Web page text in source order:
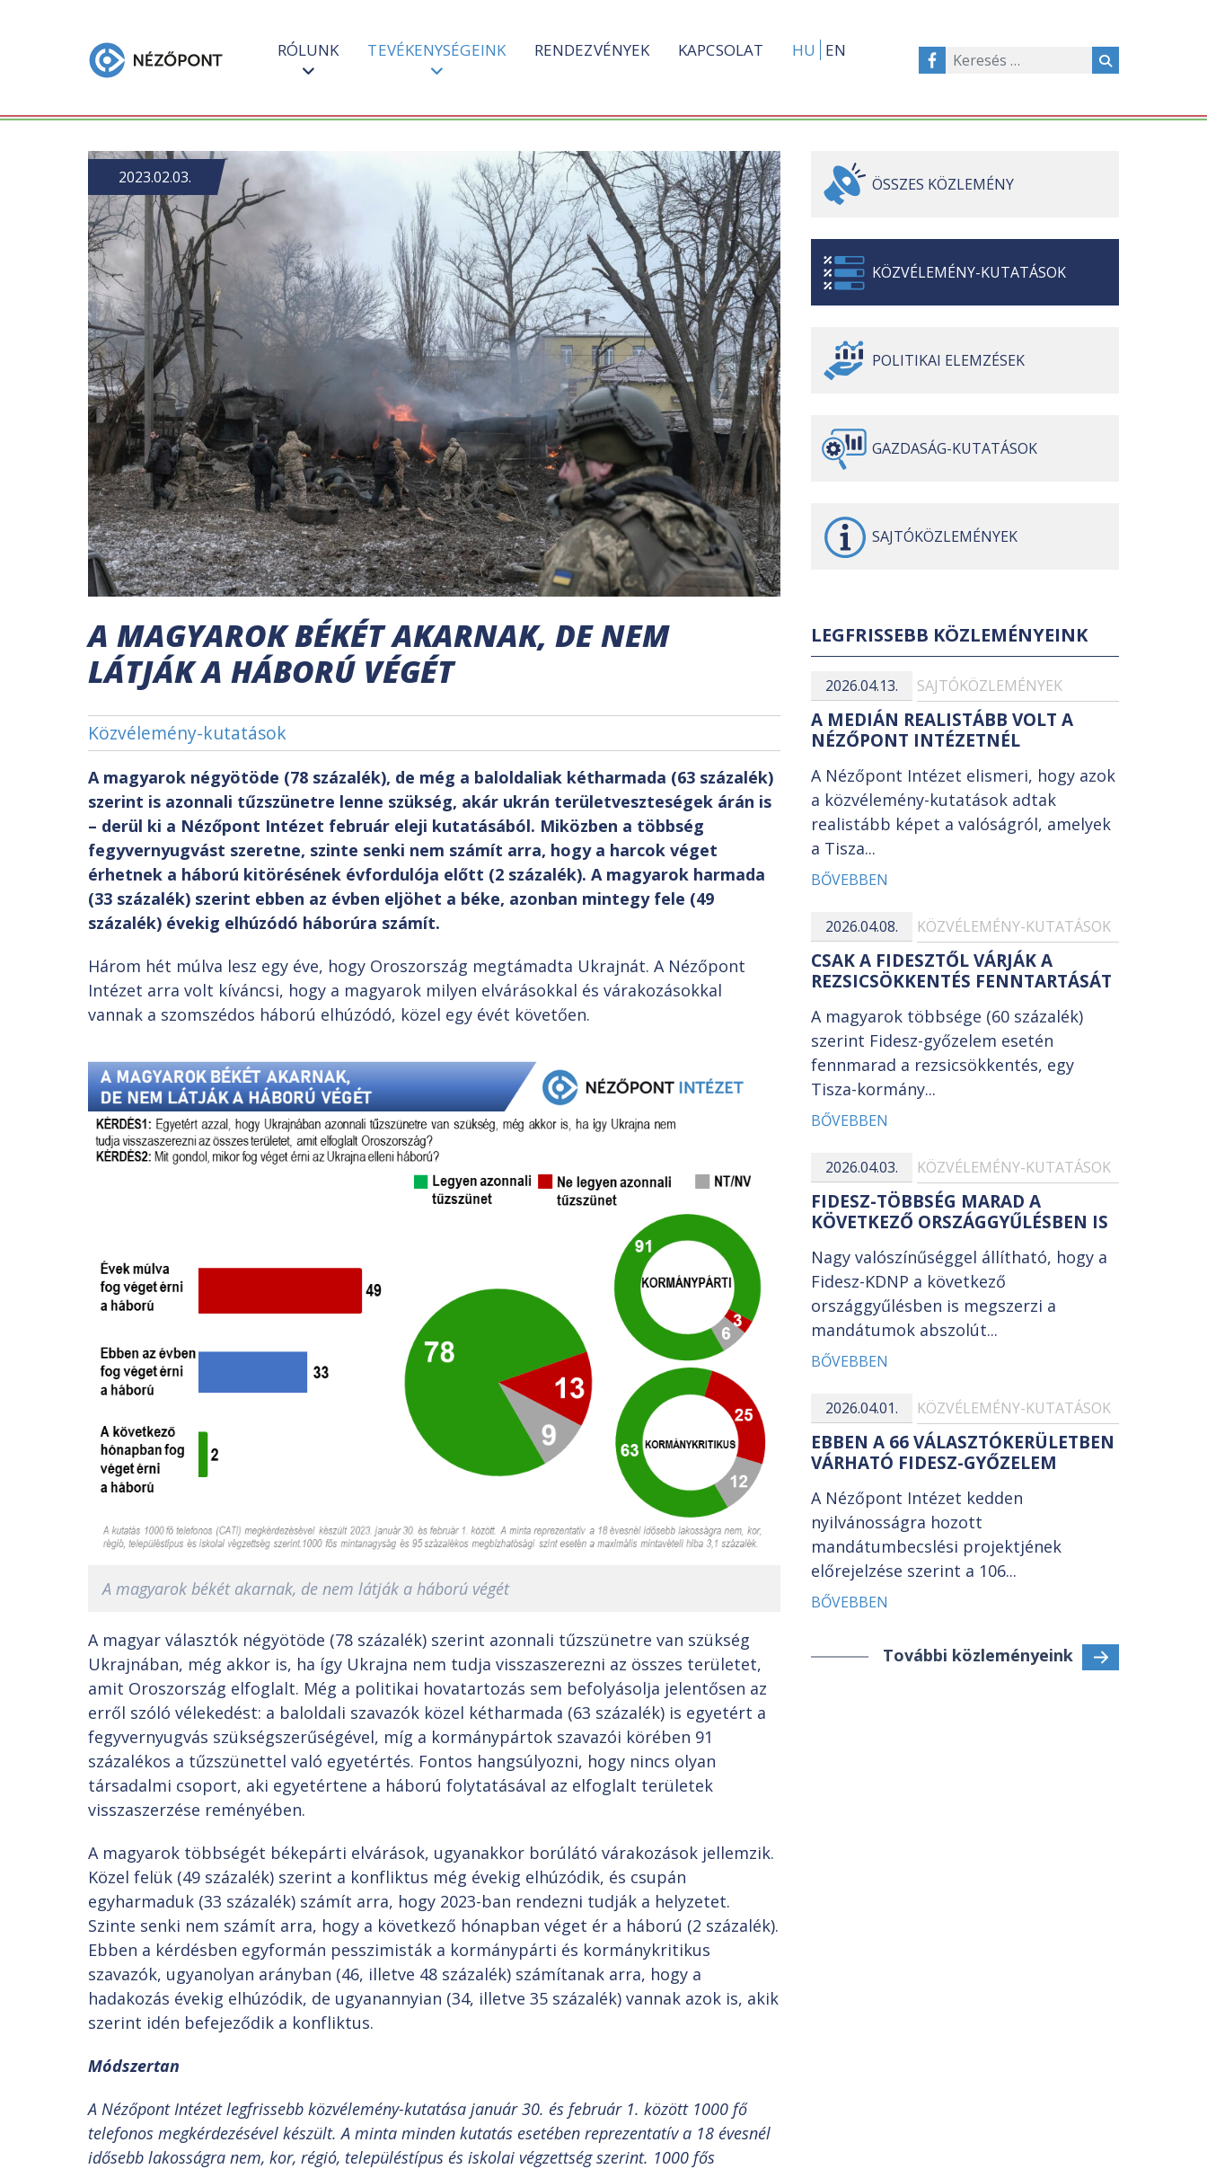
RÓLUNK TEVÉKENYSÉGEINK RENDEZVÉNYEK KAPCSOLAT HU EN
A MAGYAROK BÉKÉT AKARNAK, DE NEM
LÁTJÁK A HÁBORÚ VÉGÉT
Közvélemény-kutatások
2023.02.03.
A magyarok négyötöde (78 százalék), de még a baloldaliak kétharmada (63 százalék)
szerint is azonnali tűzszünetre lenne szükség, akár ukrán területveszteségek árán is
– derül ki a Nézőpont Intézet február eleji kutatásából. Miközben a többség
fegyvernyugvást szeretne, szinte senki nem számít arra, hogy a harcok véget
érhetnek a háború kitörésének évfordulója előtt (2 százalék). A magyarok harmada
(33 százalék) szerint ebben az évben eljöhet a béke, azonban mintegy fele (49
százalék) évekig elhúzódó háborúra számít.
Három hét múlva lesz egy éve, hogy Oroszország megtámadta Ukrajnát. A Nézőpont
Intézet arra volt kíváncsi, hogy a magyarok milyen elvárásokkal és várakozásokkal
vannak a szomszédos háború elhúzódó, közel egy évét követően.
A magyarok békét akarnak, de nem látják a háború végét
A magyar választók négyötöde (78 százalék) szerint azonnali tűzszünetre van szükség
Ukrajnában, még akkor is, ha így Ukrajna nem tudja visszaszerezni az összes területet,
amit Oroszország elfoglalt. Még a politikai hovatartozás sem befolyásolja jelentősen az
erről szóló vélekedést: a baloldali szavazók közel kétharmada (63 százalék) is egyetért a
fegyvernyugvás szükségszerűségével, míg a kormánypártok szavazói körében 91
százalékos a tűzszünettel való egyetértés. Fontos hangsúlyozni, hogy nincs olyan
társadalmi csoport, aki egyetértene a háború folytatásával az elfoglalt területek
visszaszerzése reményében.
A magyarok többségét békepárti elvárások, ugyanakkor borúlátó várakozások jellemzik.
Közel felük (49 százalék) szerint a konfliktus még évekig elhúzódik, és csupán
egyharmaduk (33 százalék) számít arra, hogy 2023-ban rendezni tudják a helyzetet.
Szinte senki nem számít arra, hogy a következő hónapban véget ér a háború (2 százalék).
Ebben a kérdésben egyformán pesszimisták a kormánypárti és kormánykritikus
szavazók, ugyanolyan arányban (46, illetve 48 százalék) számítanak arra, hogy a
hadakozás évekig elhúzódik, de ugyanannyian (34, illetve 35 százalék) vannak azok is, akik
szerint idén befejeződik a konfliktus.
Módszertan
A Nézőpont Intézet legfrissebb közvélemény-kutatása január 30. és február 1. között 1000 fő
telefonos megkérdezésével készült. A minta minden kutatás esetében reprezentatív a 18 évesnél
idősebb lakosságra nem, kor, régió, településtípus és iskolai végzettség szerint. 1000 fős
ÖSSZES KÖZLEMÉNY
KÖZVÉLEMÉNY-KUTATÁSOK
POLITIKAI ELEMZÉSEK
GAZDASÁG-KUTATÁSOK
SAJTÓKÖZLEMÉNYEK
LEGFRISSEBB KÖZLEMÉNYEINK
2026.04.13. SAJTÓKÖZLEMÉNYEK
A MEDIÁN REALISTÁBB VOLT A
NÉZŐPONT INTÉZETNÉL
A Nézőpont Intézet elismeri, hogy azok
a közvélemény-kutatások adtak
realistább képet a valóságról, amelyek
a Tisza...
BŐVEBBEN
2026.04.08. KÖZVÉLEMÉNY-KUTATÁSOK
CSAK A FIDESZTŐL VÁRJÁK A
REZSICSÖKKENTÉS FENNTARTÁSÁT
A magyarok többsége (60 százalék)
szerint Fidesz-győzelem esetén
fennmarad a rezsicsökkentés, egy
Tisza-kormány...
BŐVEBBEN
2026.04.03. KÖZVÉLEMÉNY-KUTATÁSOK
FIDESZ-TÖBBSÉG MARAD A
KÖVETKEZŐ ORSZÁGGYŰLÉSBEN IS
Nagy valószínűséggel állítható, hogy a
Fidesz-KDNP a következő
országgyűlésben is megszerzi a
mandátumok abszolút...
BŐVEBBEN
2026.04.01. KÖZVÉLEMÉNY-KUTATÁSOK
EBBEN A 66 VÁLASZTÓKERÜLETBEN
VÁRHATÓ FIDESZ-GYŐZELEM
A Nézőpont Intézet kedden
nyilvánosságra hozott
mandátumbecslési projektjének
előrejelzése szerint a 106...
BŐVEBBEN
További közleményeink